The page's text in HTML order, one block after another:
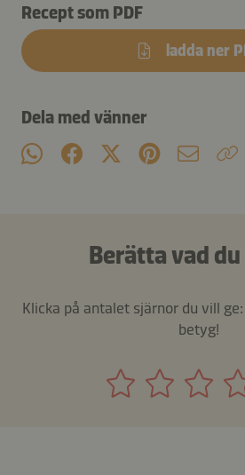
Recept som PDF
ladda ner
Dela med vänner
Berätta vad
Klicka på antalet sjärnor du vill
betyg!